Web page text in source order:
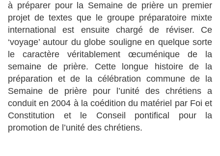
à préparer pour la Semaine de prière un premier
projet de textes que le groupe préparatoire mixte
international est ensuite chargé de réviser. Ce
‘voyage’ autour du globe souligne en quelque sorte
le caractère véritablement œcuménique de la
semaine de prière. Cette longue histoire de la
préparation et de la célébration commune de la
Semaine de prière pour l’unité des chrétiens a
conduit en 2004 à la coédition du matériel par Foi et
Constitution et le Conseil pontifical pour la
promotion de l’unité des chrétiens.